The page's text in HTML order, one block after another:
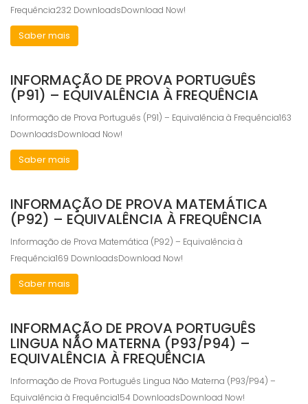
Frequência232 DownloadsDownload Now!
Saber mais
INFORMAÇÃO DE PROVA PORTUGUÊS
(P91) – EQUIVALÊNCIA À FREQUÊNCIA
Informação de Prova Português (P91) – Equivalência à Frequência163
DownloadsDownload Now!
Saber mais
INFORMAÇÃO DE PROVA MATEMÁTICA
(P92) – EQUIVALÊNCIA À FREQUÊNCIA
Informação de Prova Matemática (P92) – Equivalência à
Frequência169 DownloadsDownload Now!
Saber mais
INFORMAÇÃO DE PROVA PORTUGUÊS
LINGUA NÃO MATERNA (P93/P94) –
EQUIVALÊNCIA À FREQUÊNCIA
Informação de Prova Português Lingua Não Materna (P93/P94) –
Equivalência à Frequência154 DownloadsDownload Now!